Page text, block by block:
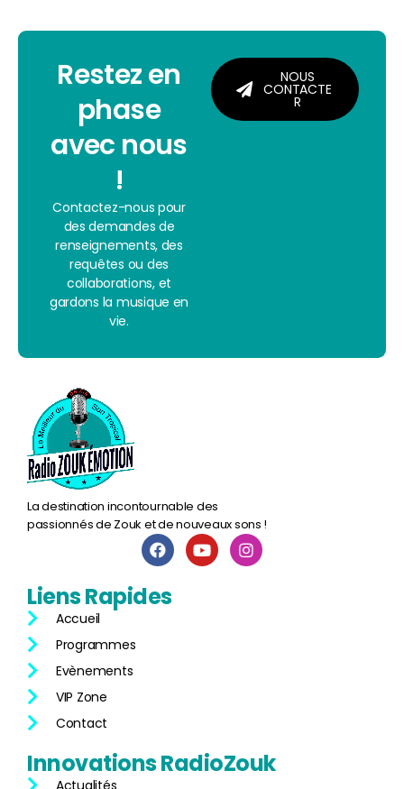
Restez en
phase
avec nous
!
Contactez-nous pour
des demandes de
renseignements, des
requêtes ou des
collaborations, et
gardons la musique en
vie.
NOUS
CONTACTE
R
La destination incontournable des
passionnés de Zouk et de nouveaux sons !
LiensRapides
Accueil
Programmes
Evènements
VIP Zone
Contact
InnovationsRadioZouk
Actualités